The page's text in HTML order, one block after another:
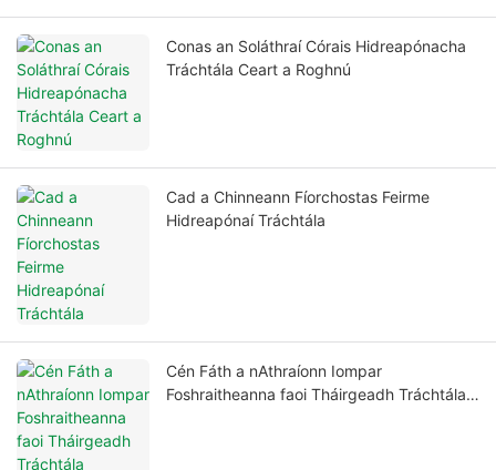
Conas an Soláthraí Córais Hidreapónacha
Tráchtála Ceart a Roghnú
Cad a Chinneann Fíorchostas Feirme
Hidreapónaí Tráchtála
Cén Fáth a nAthraíonn Iompar
Foshraitheanna faoi Tháirgeadh Tráchtála